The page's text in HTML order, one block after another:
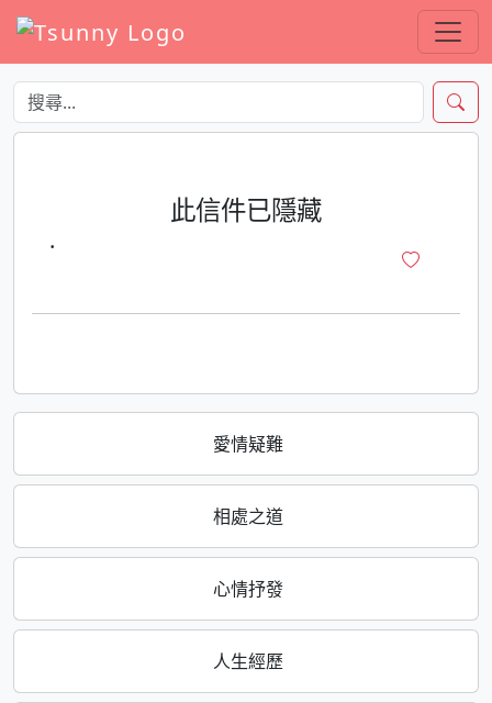
愛情疑難
相處之道
心情抒發
人生經歷
此信件已隱藏
·